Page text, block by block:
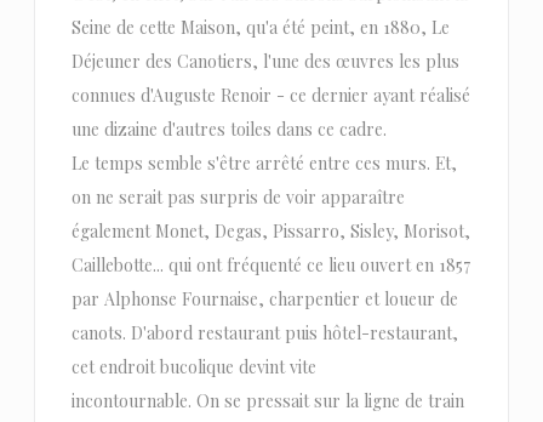
Seine de cette Maison, qu'a été peint, en 1880, Le
Déjeuner des Canotiers, l'une des œuvres les plus
connues d'Auguste Renoir - ce dernier ayant réalisé
une dizaine d'autres toiles dans ce cadre.
Le temps semble s'être arrêté entre ces murs. Et,
on ne serait pas surpris de voir apparaître
également Monet, Degas, Pissarro, Sisley, Morisot,
Caillebotte... qui ont fréquenté ce lieu ouvert en 1857
par Alphonse Fournaise, charpentier et loueur de
canots. D'abord restaurant puis hôtel-restaurant,
cet endroit bucolique devint vite
incontournable. On se pressait sur la ligne de train